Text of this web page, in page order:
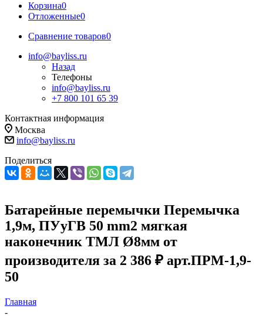
Корзина0
Отложенные0
Сравнение товаров0
info@bayliss.ru
Назад
Телефоны
info@bayliss.ru
+7 800 101 65 39
Контактная информация
Москва
info@bayliss.ru
Поделиться
Батарейные перемычки Перемычка
1,9м, ПУуГВ 50 mm2 мягкая
наконечник ТМЛ Ø8мм от
производителя за 2 386 ₽ арт.ПРМ-1,9-
50
Главная
-